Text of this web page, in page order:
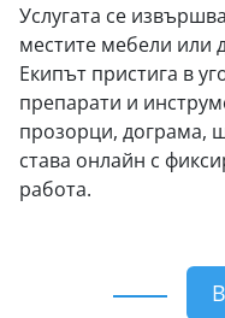
Услугата се
местите мебели или
Екипът пристига в
препарати и
прозорци, дограма,
става онлайн с
работа.